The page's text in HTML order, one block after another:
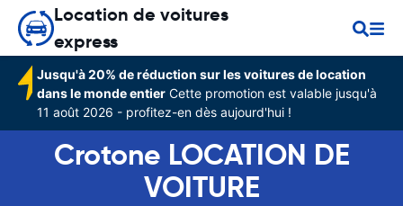
Location de voitures
express
Jusqu'à 20% de réduction sur les voitures de location
dans le monde entier Cette promotion est valable jusqu'à
11 août 2026 - profitez-en dès aujourd'hui !
Crotone LOCATION DE
VOITURE